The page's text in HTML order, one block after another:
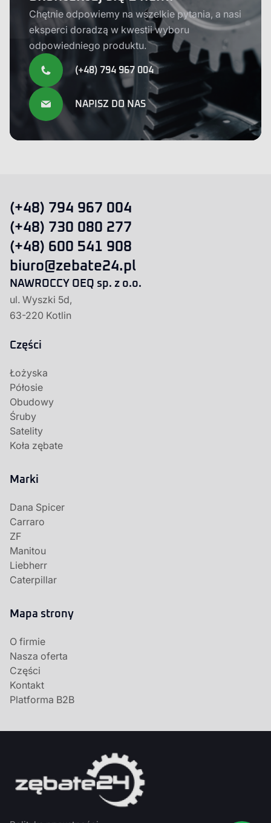
Chętnie odpowiemy na wszelkie pytania, a nasi
eksperci doradzą w kwestii wyboru
odpowiedniego produktu.
(+48) 794 967 004
NAPISZ DO NAS
(+48) 794 967 004
(+48) 730 080 277
(+48) 600 541 908
biuro@zebate24.pl
NAWROCCY OEQ sp. z o.o.
ul. Wyszki 5d,
63-220 Kotlin
Części
Łożyska
Półosie
Obudowy
Śruby
Satelity
Koła zębate
Marki
Dana Spicer
Carraro
ZF
Manitou
Liebherr
Caterpillar
Mapa strony
O firmie
Nasza oferta
Części
Kontakt
Platforma B2B